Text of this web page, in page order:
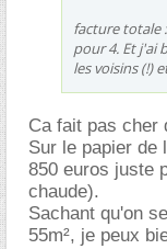
facture totale
pour 4. Et j'ai
les voisins (!)
Ca fait pas cher
Sur le papier de
850 euros juste
chaude).
Sachant qu'on
55m², je peux